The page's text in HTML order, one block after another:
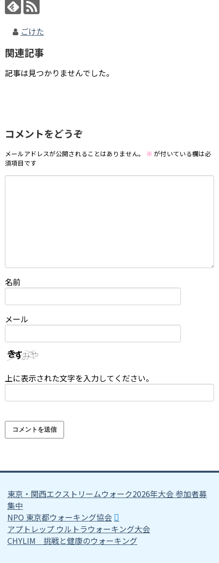
ごけた
関連記事
記事は見つかりませんでした。
コメントをどうぞ
メールアドレスが公開されることはありません。 ※ が付いている欄は必
須項目です
名前
メール
上に表示された文字を入力してください。
東京・関西エクストリームウォーク2026年大会 参加者募
集中
NPO 東京都ウォーキング協会
アプトレップ ウルトラウォーキング大会
CHYLIM 挑戦と健康のウォーキング